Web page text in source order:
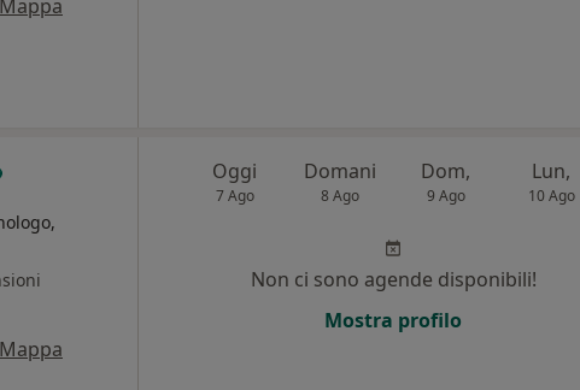
Mappa
Mappa
Oggi
7 Ago
Domani
8 Ago
Dom,
9 Ago
Lun,
10 Ago
Non ci sono agende disponibili!
Mostra profilo